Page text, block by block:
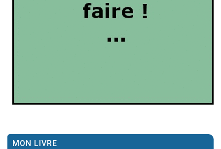
MON LIVRE